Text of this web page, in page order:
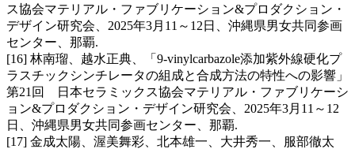
ス協会マテリアル・ファブリケーション&プロダクション・
デザイン研究会、2025年3月11～12日、沖縄県男女共同参画
センター、那覇.
[16] 林南瑠、越水正典、「9-vinylcarbazole添加紫外線硬化プ
ラスチックシンチレータの組成と合成方法の特性への影響」
第21回 日本セラミックス協会マテリアル・ファブリケーシ
ョン&プロダクション・デザイン研究会、2025年3月11～12
日、沖縄県男女共同参画センター、那覇.
[17] 金成太陽、渥美舞彩、北本雄一、大井秀一、服部徹太